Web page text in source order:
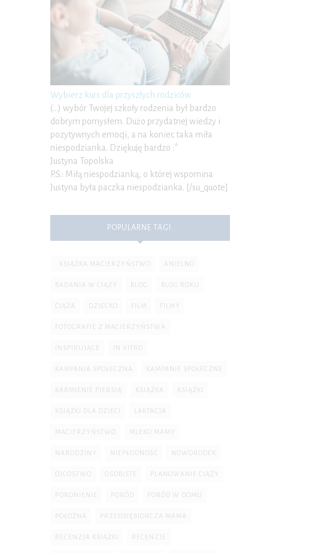
Wybierz kurs dla przyszłych rodziców
(…) wybór Twojej szkoły rodzenia był bardzo
dobrym pomysłem. Dużo przydatnej wiedzy i
pozytywnych emocji, a na koniec taka miła
niespodzianka. Dziękuję bardzo :*
Justyna Topolska
P.S.: Miłą niespodzianką, o której wspomina
Justyna była paczka niespodzianka. [/su_quote]
POPULARNE TAGI:
. KSIĄŻKA MACIERZYŃSTWO ANIELNO
BADANIA W CIĄŻY BLOG BLOG ROKU
CIĄŻA DZIECKO FILM FILMY
FOTOGRAFIE Z MACIERZYŃSTWA
INSPIRUJĄCE IN VITRO
KAMPANIA SPOŁECZNA KAMPANIE SPOŁECZNE
KARMIENIE PIERSIĄ KSIĄŻKA KSIĄŻKI
KSIĄŻKI DLA DZIECI LAKTACJA
MACIERZYŃSTWO MLEKO MAMY
NARODZINY NIEPŁODNOŚĆ NOWORODEK
OJCOSTWO OSOBISTE PLANOWANIE CIĄŻY
PORONIENIE PORÓD PORÓD W DOMU
POŁOŻNA PRZEDSIĘBIORCZA MAMA
RECENZJA KSIĄŻKI RECENZJE